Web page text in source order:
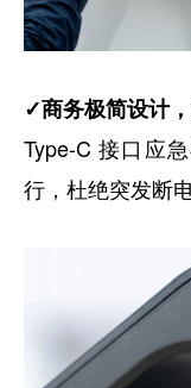
✓商务极简设计
Type-C 接口应
行，杜绝突发断电